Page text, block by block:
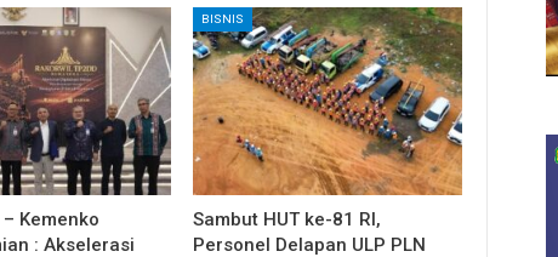
Kemenko
: Akselerasi
BISNIS
Sambut HUT ke-81 RI,
Personel Delapan ULP PLN